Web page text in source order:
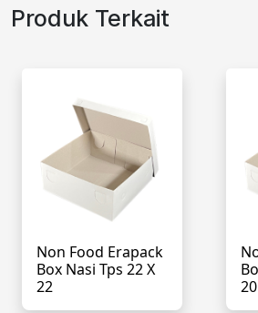
Produk Terkait
Non Food Erapack
Box Nasi Tps 22 X
22
20